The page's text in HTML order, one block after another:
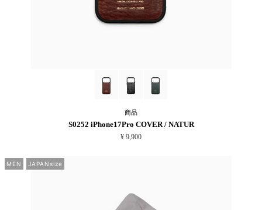
商品
S0252 iPhone17Pro COVER / NATUR
¥ 9,900
MEN JAPANsize